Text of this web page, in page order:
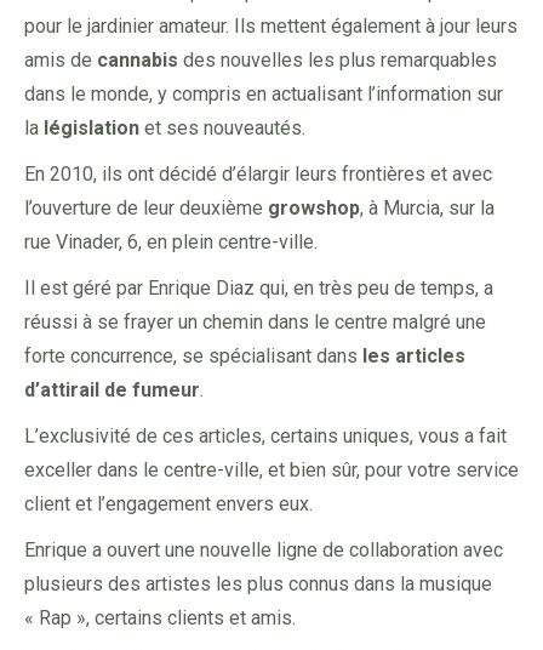
pour le jardinier amateur. Ils mettent également à jour leurs
amis de cannabis des nouvelles les plus remarquables
dans le monde, y compris en actualisant l’information sur
la législation et ses nouveautés.
En 2010, ils ont décidé d’élargir leurs frontières et avec
l’ouverture de leur deuxième growshop, à Murcia, sur la
rue Vinader, 6, en plein centre-ville.
Il est géré par Enrique Diaz qui, en très peu de temps, a
réussi à se frayer un chemin dans le centre malgré une
forte concurrence, se spécialisant dans les articles
d’attirail de fumeur.
L’exclusivité de ces articles, certains uniques, vous a fait
exceller dans le centre-ville, et bien sûr, pour votre service
client et l’engagement envers eux.
Enrique a ouvert une nouvelle ligne de collaboration avec
plusieurs des artistes les plus connus dans la musique
« Rap », certains clients et amis.